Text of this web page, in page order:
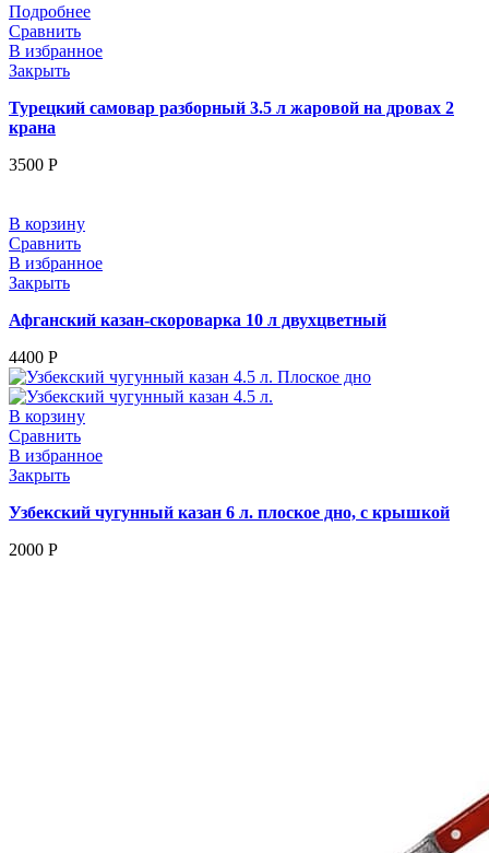
Подробнее
Сравнить
В избранное
Закрыть
Турецкий самовар разборный 3.5 л жаровой на дровах 2
крана
3500 Р
В корзину
Сравнить
В избранное
Закрыть
Афганский казан-скороварка 10 л двухцветный
4400 Р
В корзину
Сравнить
В избранное
Закрыть
Узбекский чугунный казан 6 л. плоское дно, с крышкой
2000 Р